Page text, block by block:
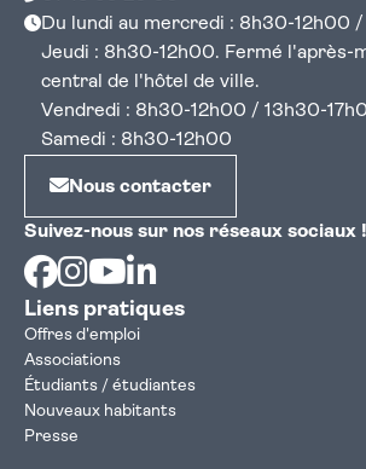
Du lundi au mercredi : 8h30-12h00
Jeudi : 8h30-12h00. Fermé l'après-
central de l'hôtel de ville.
Vendredi : 8h30-12h00 / 13h30-
Samedi : 8h30-12h00
Nous contacter
Suivez-nous sur nos réseaux sociaux !
Facebook
Instagram
Youtube
Liens pratiques
Offres d'emploi
Associations
Étudiants / étudiantes
Nouveaux habitants
Presse